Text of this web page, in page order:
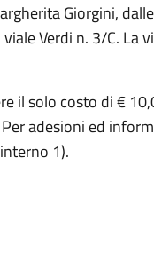
Giorgini,
Verdi n. 3/C. La
il solo costo di €
adesioni ed
1).